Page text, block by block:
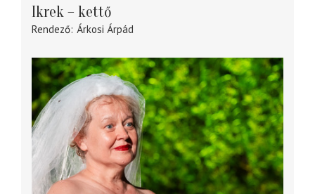
Ikrek – kettő
Rendező Árkosi Árpád